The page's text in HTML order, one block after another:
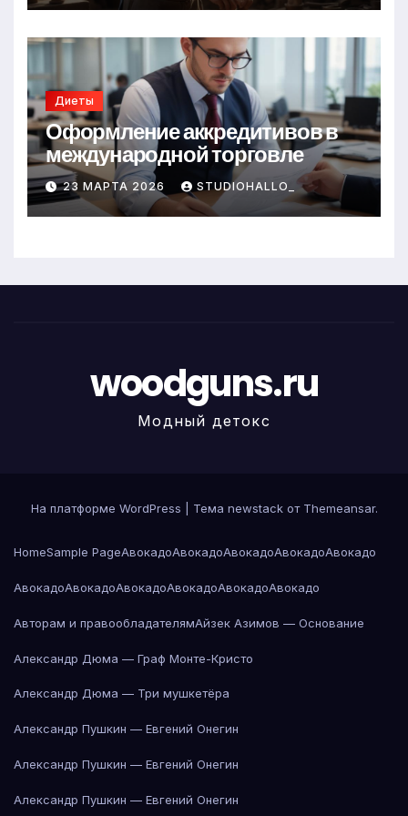
Диеты
Оформление аккредитивов в
международной торговле
23 МАРТА 2026 STUDIOHALLO_
woodguns.ru
Модный детокс
На платформе WordPress Тема newstack от Themeansar.
HomeSample PageАвокадоАвокадоАвокадоАвокадоАвокадо
АвокадоАвокадоАвокадоАвокадоАвокадоАвокадо
Авторам и правообладателямАйзек Азимов — Основание
Александр Дюма — Граф Монте-Кристо
Александр Дюма — Три мушкетёра
Александр Пушкин — Евгений Онегин
Александр Пушкин — Евгений Онегин
Александр Пушкин — Евгений Онегин